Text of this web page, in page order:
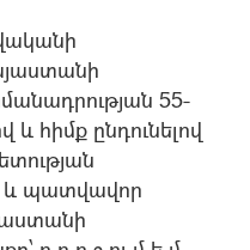
55-
և հիմք ընդունելով
պատվավոր